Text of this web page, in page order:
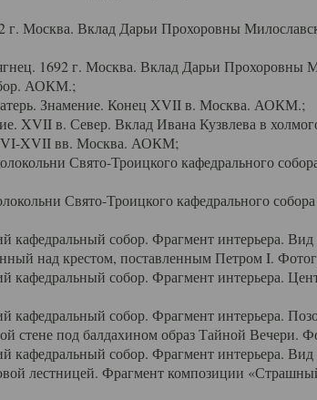
Москва. Вклад Дарьи Прохоровны
1692 г. Москва. Вклад Дарьи Прохоровны
АОКМ.;
Знамение. Конец XVII в. Москва. АОКМ.;
XVII в. Север. Вклад Ивана Кузвлева в
XVII вв. Москва. АОКМ;
Свято-Троицкого кафедрального
Свято-Троицкого кафедрального
собор. Фрагмент интерьера.
над крестом, поставленным Петром I.
собор. Фрагмент интерьера.
собор. Фрагмент интерьера.
стене под балдахином образ Тайной Вечери.
собор. Фрагмент интерьера. Вид
лестницей. Фрагмент композиции